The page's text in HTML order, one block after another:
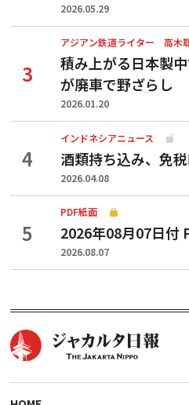
2026.05.29
アジアン鉄道ライター 高木
積み上がる日本製
が廃車で野ざらし
2026.01.20
インドネシアニュース
酒類持ち込み、免
2026.04.08
PDF紙面
2026年08月07日付
2026.08.07